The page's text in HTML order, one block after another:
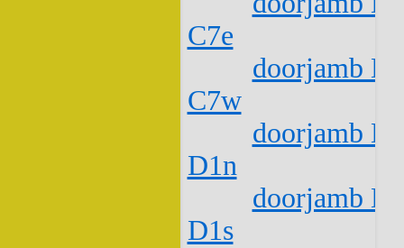
C7e
doorjamb
C7w
doorjamb
D1n
doorjamb
D1s